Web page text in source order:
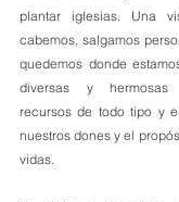
plantar iglesias. Una
cabemos, salgamos
quedemos donde
diversas y hermosas
recursos de todo tipo y
nuestros dones y el
vidas.